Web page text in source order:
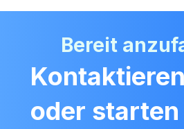
Bereit
oder starten